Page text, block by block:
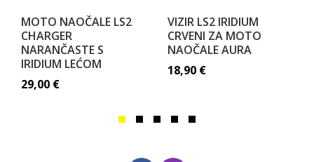
MOTO NAOČALE LS2
CHARGER
NARANČASTE S
IRIDIUM LEĆOM
29,00 €
VIZIR LS2 IRIDIUM
CRVENI ZA MOTO
NAOČALE AURA
18,90 €